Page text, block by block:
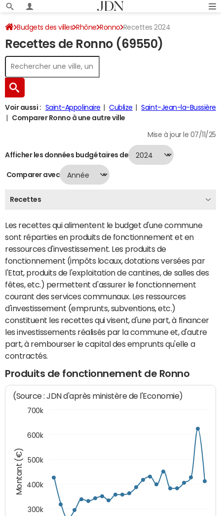
Budgets des villes Rhône Ronno Recettes 2024
Recettes de Ronno (69550)
Voir aussi : Saint-Appolinaire Cublize
Saint-Jean-la-Bussière
Comparer Ronno à une autre ville
Mise à jour le 07/11/25
Afficher les données budgétaires de
Comparer avec
Recettes
Les recettes qui alimentent le budget d'une commune
sont réparties en produits de fonctionnement et en
ressources d'investissement. Les produits de
fonctionnement (impôts locaux, dotations versées par
l'Etat, produits de l'exploitation de cantines, de salles des
fêtes, etc.) permettent d'assurer le fonctionnement
courant des services communaux. Les ressources
d'investissement (emprunts, subventions, etc.)
constituent les recettes qui visent, d'une part, à financer
les investissements réalisés par la commune et, d'autre
part, à rembourser le capital des emprunts qu'elle a
contractés.
Produits de fonctionnement de Ronno
Montant (€)
(Source : JDN d'après ministère de l'Economie)
300k
400k
500k
600k
700k